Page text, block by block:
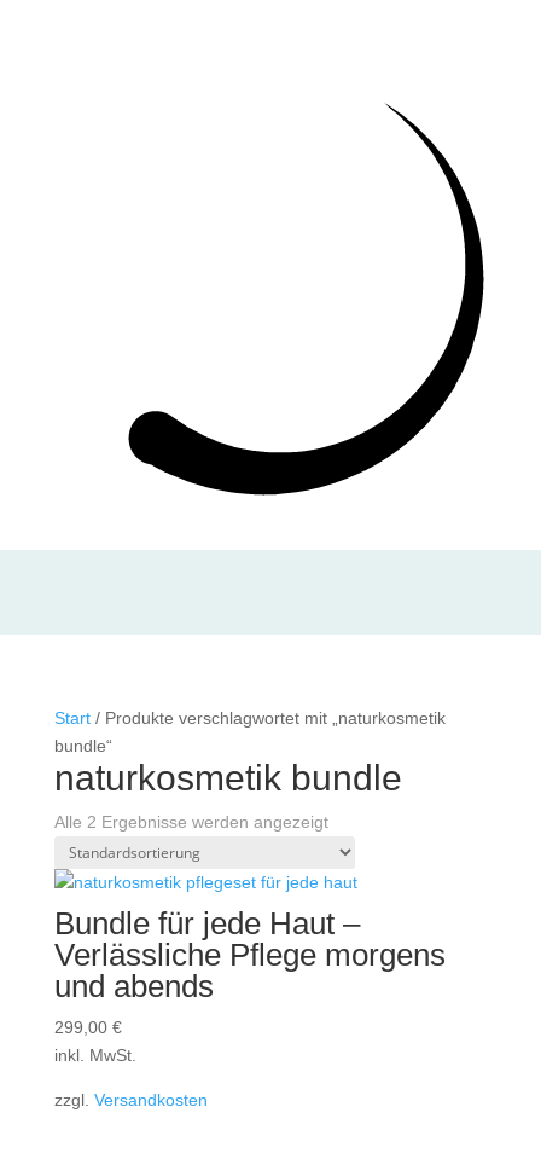
Start/ Produkte verschlagwortet mit „naturkosmetik
bundle“
naturkosmetik bundle
Alle 2 Ergebnisse werden angezeigt
Bundle für jede Haut –
Verlässliche Pflege morgens
und abends
299,00 €
inkl. MwSt.
zzgl. Versandkosten